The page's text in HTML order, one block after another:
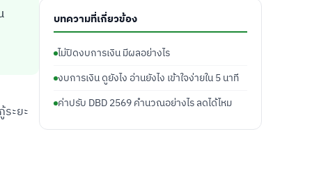
ะยะ
บทความที่เกี่ยวข้อง
ไม่ปิดงบการเงิน มีผลอย่างไร
งบการเงิน ดูยังไง อ่านยังไง เข้าใจง่ายใน 5 นาที
ค่าปรับ DBD 2569 คำนวณอย่างไร ลดได้ไหม